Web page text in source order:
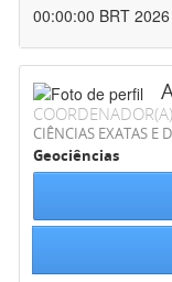
00:00:00 BRT 2026
COORDENADOR(A)
CIÊNCIAS EXATAS E
Geociências